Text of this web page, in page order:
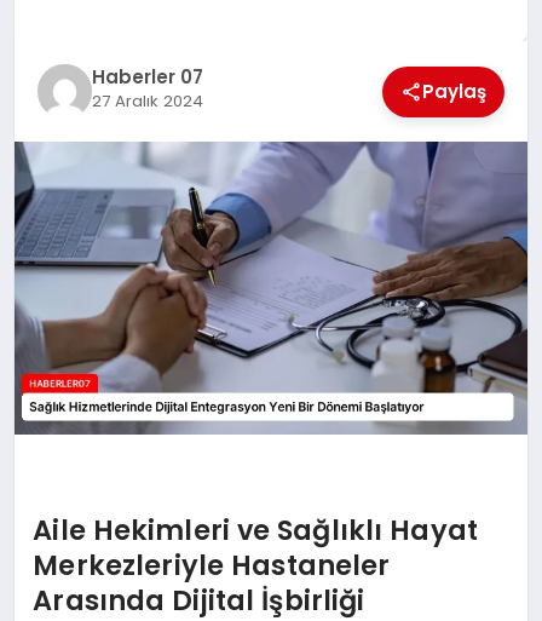
MAGAZIN
DIĞER
Haberler 07
27 Aralık 2024 Paylaş
Aile Hekimleri ve Sağlıklı Hayat
Merkezleriyle Hastaneler
Arasında Dijital İşbirliği